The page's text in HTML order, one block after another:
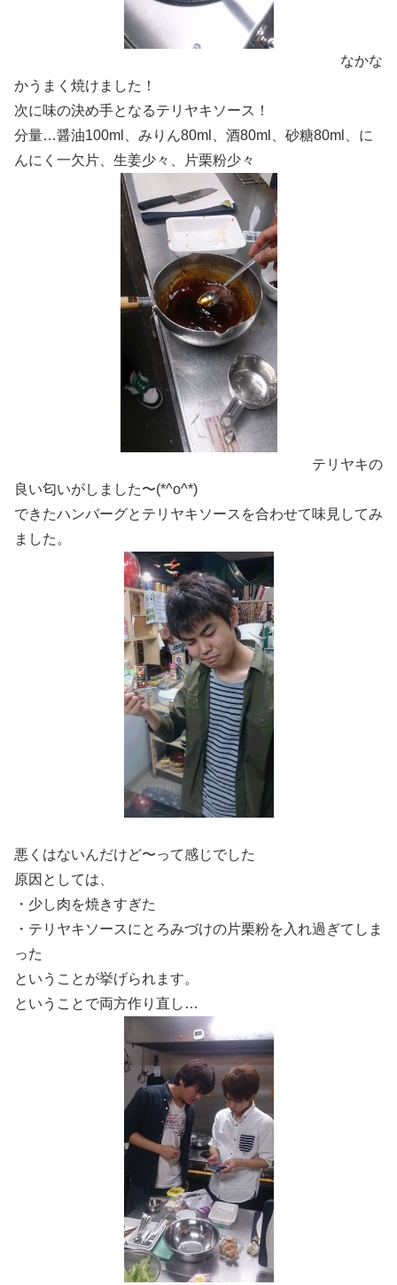
なかな
かうまく焼けました！
次に味の決め手となるテリヤキソース！
分量…醤油100ml、みりん80ml、酒80ml、砂糖80ml、に
んにく一欠片、生姜少々、片栗粉少々
テリヤキの
良い匂いがしました〜(*^o^*)
できたハンバーグとテリヤキソースを合わせて味見してみ
ました。
悪くはないんだけど〜って感じでした
原因としては、
・少し肉を焼きすぎた
・テリヤキソースにとろみづけの片栗粉を入れ過ぎてしま
った
ということが挙げられます。
ということで両方作り直し…